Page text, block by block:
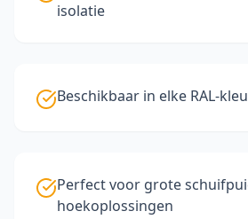
isolatie
Beschikbaar in elke RAL-
Perfect voor grote
hoekoplossingen